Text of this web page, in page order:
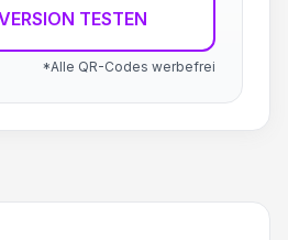
TESTEN
*Alle QR-Codes werbefrei